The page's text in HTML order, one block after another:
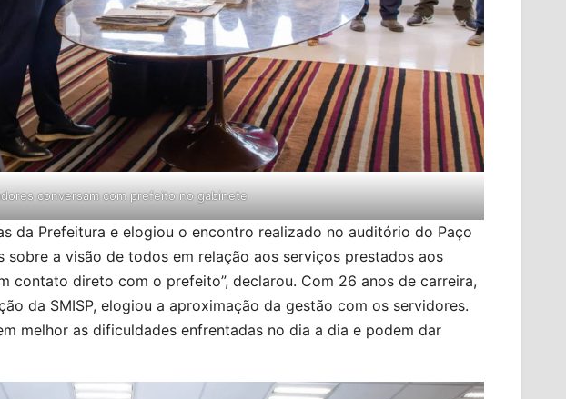
conversam com prefeito no gabinete
da Prefeitura e elogiou o encontro realizado no auditório do Paço
sobre a visão de todos em relação aos serviços prestados aos
contato direto com o prefeito”, declarou. Com 26 anos de carreira,
da SMISP, elogiou a aproximação da gestão com os servidores.
melhor as dificuldades enfrentadas no dia a dia e podem dar